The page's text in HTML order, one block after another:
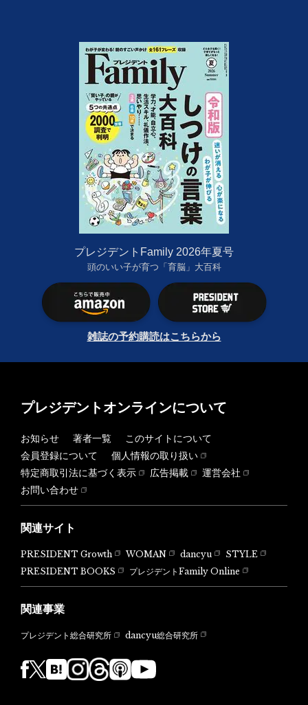
プレジデントFamily 2026年夏号
頭のいい子が育つ「育脳」大百科
雑誌の予約購読はこちらから
プレジデントオンラインについて
お知らせ 著者一覧
このサイトについて
会員登録について
個人情報の取り扱い
特定商取引法に基づく表示
広告掲載
運営会社
お問い合わせ
関連サイト
PRESIDENT Growth WOMAN dancyu
STYLE
PRESIDENT BOOKS
プレジデントFamily Online
関連事業
プレジデント総合研究所 dancyu総合研究所